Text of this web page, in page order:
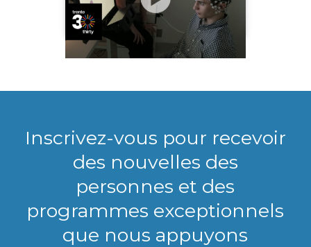
Inscrivez-vous pour recevoir
des nouvelles des
personnes et des
programmes exceptionnels
que nous appuyons